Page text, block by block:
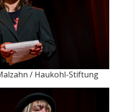
/ Haukohl-Stiftung